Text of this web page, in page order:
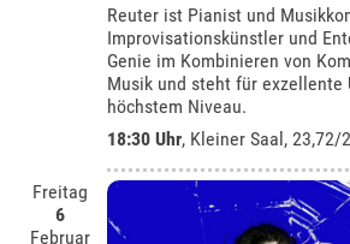
Reuter ist Pianist und
Improvisationskünstler und
Genie im Kombinieren von
Musik und steht für exzellente
höchstem Niveau.
18:30 Uhr, Kleiner Saal , 23,72/
Freitag
6
Februar